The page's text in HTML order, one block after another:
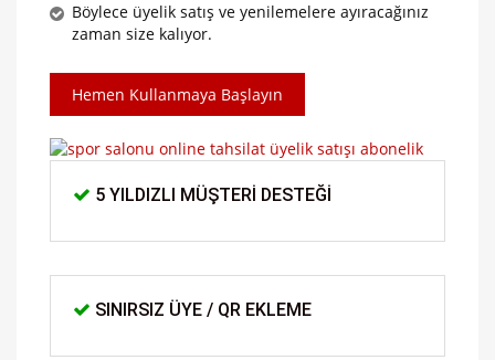
Böylece üyelik satış ve yenilemelere ayıracağınız
zaman size kalıyor.
Hemen Kullanmaya Başlayın
5 YILDIZLI MÜŞTERI DESTEĞI
SINIRSIZ ÜYE / QR EKLEME